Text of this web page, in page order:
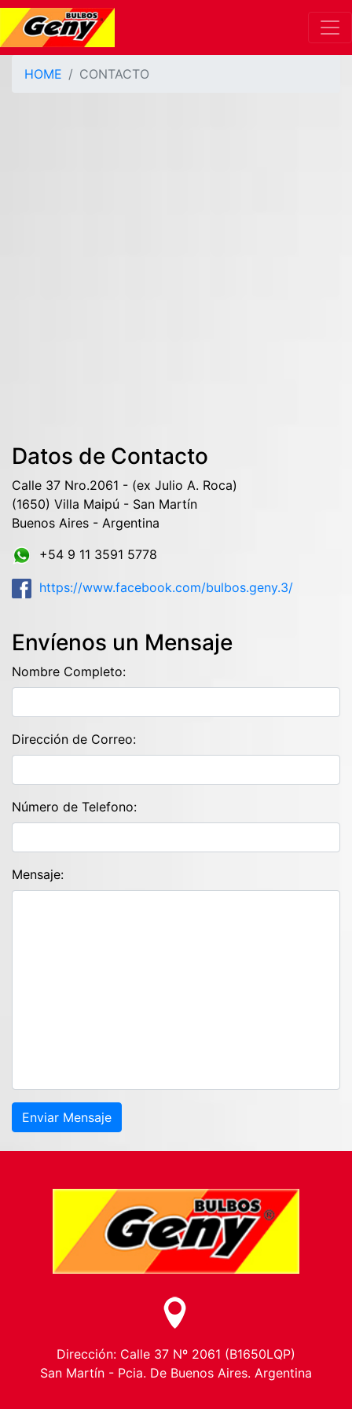
HOME CONTACTO
Datos de Contacto
Calle 37 Nro.2061 - (ex Julio A. Roca)
(1650) Villa Maipú - San Martín
Buenos Aires - Argentina
+54 9 11 3591 5778
https://www.facebook.com/bulbos.geny.3/
Envíenos un Mensaje
Nombre Completo:
Dirección de Correo:
Número de Telefono:
Mensaje:
Enviar Mensaje
Dirección: Calle 37 Nº 2061 (B1650LQP)
San Martín - Pcia. De Buenos Aires. Argentina